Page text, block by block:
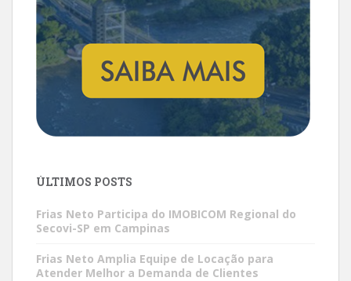
ÚLTIMOS POSTS
Frias Neto Participa do IMOBICOM Regional do
Secovi-SP em Campinas
Frias Neto Amplia Equipe de Locação para
Atender Melhor a Demanda de Clientes